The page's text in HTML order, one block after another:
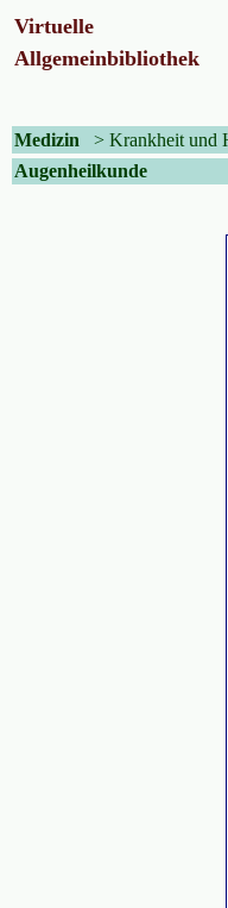
Virtuelle
Allgemeinbibliothek
Medizin > Krankheit und
Augenheilkunde